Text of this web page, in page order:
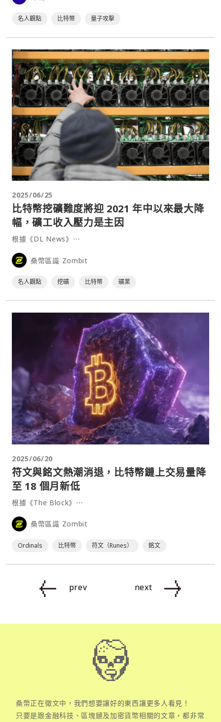
名人觀點 比特幣 量子攻擊
2025/06/25
比特幣挖礦難度將迎 2021 年中以來最大降
幅，礦工收入壓力是主因
根據《DL News》⋯
桑幣區識 Zombit
名人觀點 挖礦 比特幣 礦業
2025/06/20
符文與銘文熱潮消退，比特幣鏈上交易量降
至 18 個月新低
根據《The Block》⋯
桑幣區識 Zombit
Ordinals 比特幣 符文（Runes） 銘文
prev next
桑幣正在徵文中，我們想要讓好的東西讓更多人看見！
只要是跟金融科技、區塊鏈及加密貨幣相關的文章，都非常